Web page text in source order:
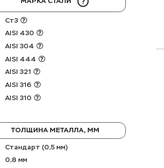
Ст3
AISI 430
AISI 304
AISI 444
AISI 321
AISI 316
AISI 310
ТОЛЩИНА МЕТАЛЛА, ММ
Стандарт (0,5 мм)
0,8 мм